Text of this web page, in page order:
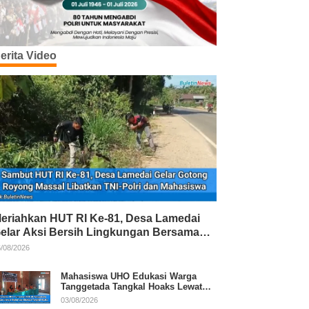
Video
HUT RI Ke-81, Desa Lamedai
Aksi Bersih Lingkungan Bersama
Polri
08/2026
Mahasiswa UHO Edukasi Warga
Tanggetada Tangkal Hoaks Lewat
Program Literasi
03/08/2026